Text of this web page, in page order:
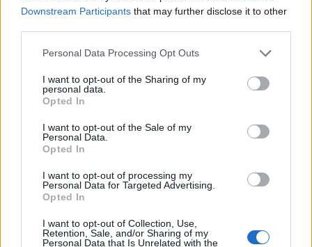
Downstream Participants that may further disclose it to other
Personal Data Processing Opt Outs
I want to opt-out of the Sharing of my
personal data.
Opted In
I want to opt-out of the Sale of my
Personal Data.
Opted In
I want to opt-out of processing my
Personal Data for Targeted Advertising.
Opted In
I want to opt-out of Collection, Use,
Retention, Sale, and/or Sharing of my
Personal Data that Is Unrelated with the
14 vite më parë, këngëtari
prekës nga Sunny Hill,
atit (VIDEO)
U “frymëzua” nga fansja,
Elvana Gjata shkel
rregullat e qarkullimit
22:21 / 20/07/2022
Loredana i kërkon Elvana
Gjatës të martohen (FOTO
21:41 / 18/05/2022